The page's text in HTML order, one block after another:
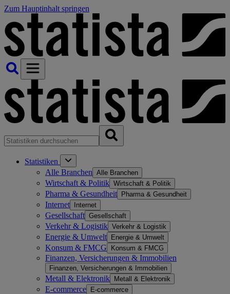
Zum Hauptinhalt springen
Statistiken
Alle Branchen Alle Branchen
Wirtschaft & Politik Wirtschaft & Politik
Pharma & Gesundheit Pharma & Gesundheit
Internet Internet
Gesellschaft Gesellschaft
Verkehr & Logistik Verkehr & Logistik
Energie & Umwelt Energie & Umwelt
Konsum & FMCG Konsum & FMCG
Finanzen, Versicherungen & Immobilien
Finanzen, Versicherungen & Immobilien
Metall & Elektronik Metall & Elektronik
E-commerce E-commerce